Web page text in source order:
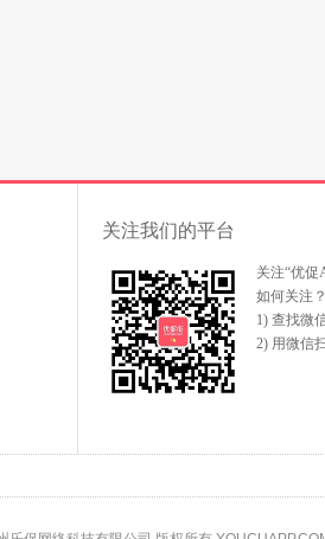
关注我们的平台
关注“优促
如何关注？
1) 查找微
2) 用微信